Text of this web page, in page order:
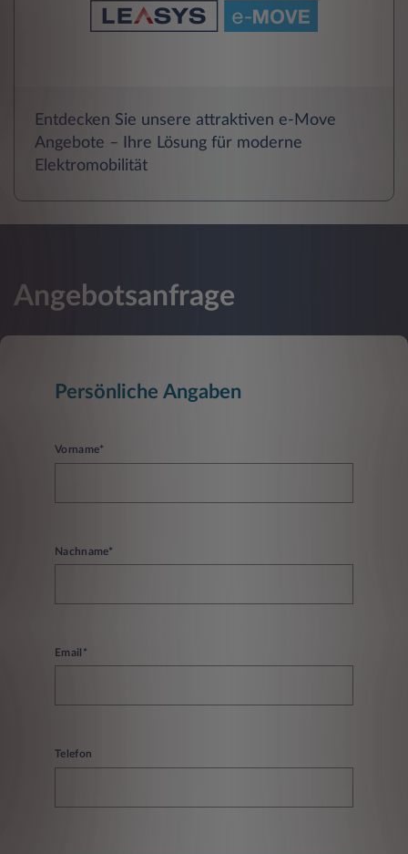
Entdecken Sie unsere attraktiven e-Move
Angebote – Ihre Lösung für moderne
Elektromobilität
Angebotsanfrage
Persönliche Angaben
Vorname*
Nachname*
Email*
Telefon